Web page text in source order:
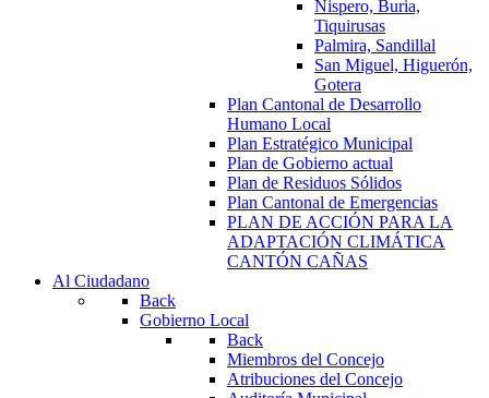
Nispero, Buria,
Tiquirusas
Palmira, Sandillal
San Miguel, Higuerón,
Gotera
Plan Cantonal de Desarrollo
Humano Local
Plan Estratégico Municipal
Plan de Gobierno actual
Plan de Residuos Sólidos
Plan Cantonal de Emergencias
PLAN DE ACCIÓN PARA LA
ADAPTACIÓN CLIMÁTICA
CANTÓN CAÑAS
Al Ciudadano
Back
Gobierno Local
Back
Miembros del Concejo
Atribuciones del Concejo